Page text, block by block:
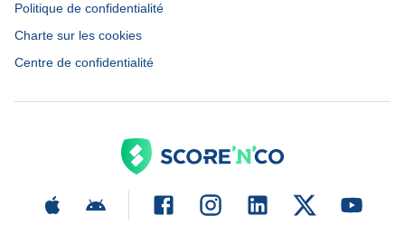
Politique de confidentialité
Charte sur les cookies
Centre de confidentialité